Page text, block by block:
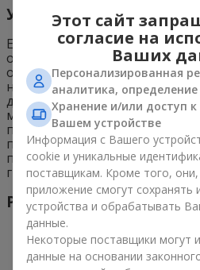
Удобрения
Если перед посадкой рассады
органикой или минеральными
откажитесь от подкормок на
нужно удобрять дважды в
добавки для санвиталии
магазинах. Удобрения после
повторное формирование
переусердствовать. Избыток
почве может стать причиной
гнили.
Режим полива
Этот сайт
согласие на
Ваших
Персонализированная
аналитика,
Хранение и/или доступ
Вашем устройстве
Информация с Вашего
cookie и уникальные
поставщикам. Кроме того,
приложение смогут
устройства и обрабатывать
данные.
Некоторые поставщики могут
данные на основании